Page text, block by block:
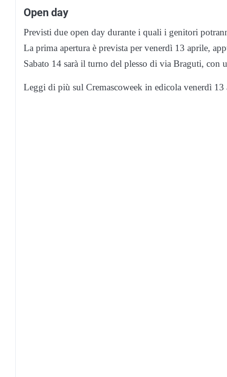
Open day
Previsti due open day durante i quali i genitori
La prima apertura è prevista per venerdì 13 aprile,
Sabato 14 sarà il turno del plesso di via Braguti, con
Leggi di più sul Cremascoweek in edicola venerdì 13